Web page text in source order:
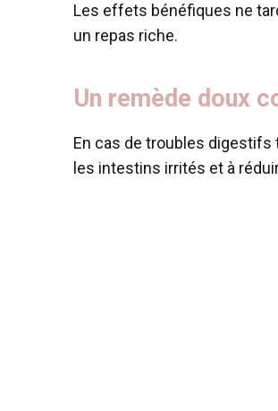
Les effets bénéfiques ne
un repas riche.
Un remède doux
En cas de troubles digestifs
les intestins irrités et à